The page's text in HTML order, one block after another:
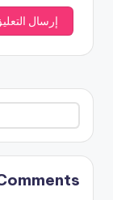
البحث